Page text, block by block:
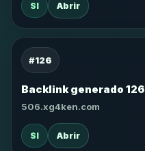
SI Abrir
#126
Backlink generado 126
506.xg4ken.com
SI Abrir